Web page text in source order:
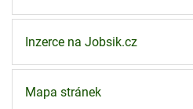
Inzerce na Jobsik.cz
Mapa stránek